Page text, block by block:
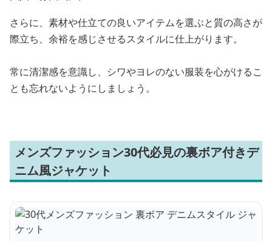
さらに、素材や仕立ての良いアイテムを選ぶと質の高さが
際立ち、余裕を感じさせるスタイルに仕上がります。
常に清潔感を意識し、シワやヨレのない服装を心がけるこ
とも忘れないようにしましょう。
メンズファッション30代必見の裏ボア付きデ
ニム風ジャケット